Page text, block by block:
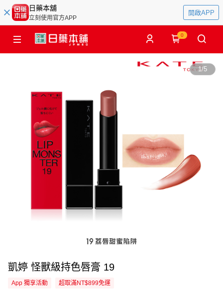
日藥本舖
立刻使用官方APP
開啟APP
0
1/5
凱婷 怪獸級持色唇膏 19
App 獨享活動 超取滿NT$899免運